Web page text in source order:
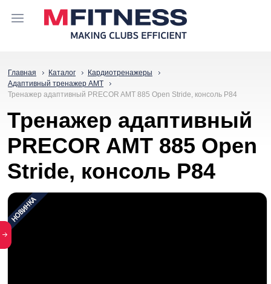
Главная Каталог
Кардиотренажеры
Адаптивный тренажер АМТ
Тренажер адаптивный PRECOR AMT 885 Open Stride, консоль P84
Тренажер адаптивный
PRECOR AMT 885 Open
Stride, консоль P84